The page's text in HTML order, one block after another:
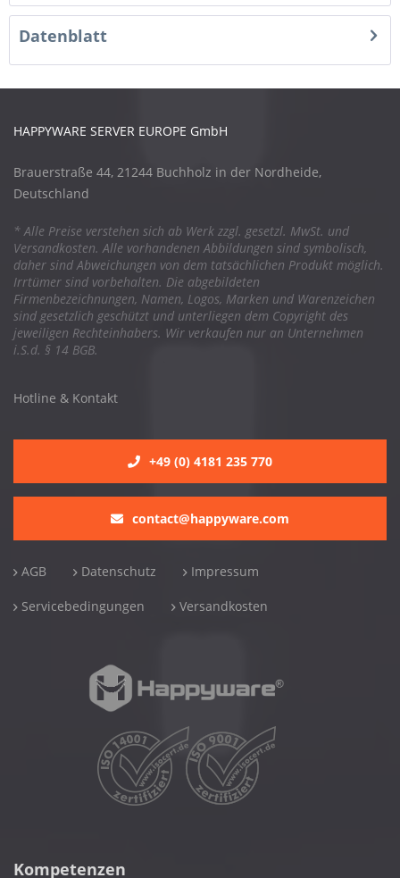
Datenblatt
HAPPYWARE SERVER EUROPE GmbH
Brauerstraße 44, 21244 Buchholz in der Nordheide,
Deutschland
* Alle Preise verstehen sich ab Werk zzgl. gesetzl. MwSt. und
Versandkosten. Alle vorhandenen Abbildungen sind symbolisch,
daher sind Abweichungen von dem tatsächlichen Produkt möglich.
Irrtümer sind vorbehalten. Die abgebildeten
Firmenbezeichnungen, Namen, Logos, Marken und Warenzeichen
sind gesetzlich geschützt und unterliegen dem Copyright des
jeweiligen Rechteinhabers. Wir verkaufen nur an Unternehmen
i.S.d. § 14 BGB.
Hotline & Kontakt
+49 (0) 4181 235 770
contact@happyware.com
AGB Datenschutz Impressum
Servicebedingungen Versandkosten
Kompetenzen